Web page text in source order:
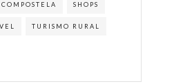
SHOPS
TURISMO RURAL